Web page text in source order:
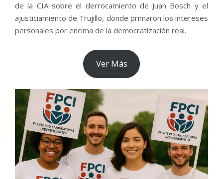
de la CIA sobre el derrocamiento de Juan Bosch y el
ajusticiamiento de Trujillo, donde primaron los intereses
personales por encima de la democratización real.
Ver Más